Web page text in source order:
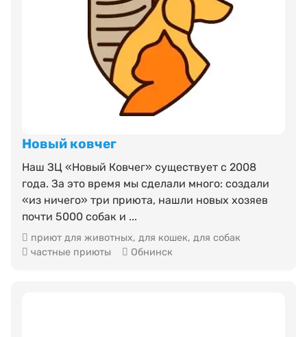
Новый ковчег
Наш ЗЦ «Новый Ковчег» существует с 2008
года. За это время мы сделали много: создали
«из ничего» три приюта, нашли новых хозяев
почти 5000 собак и ...
приют для животных, для кошек, для собак
частные приюты
Обнинск